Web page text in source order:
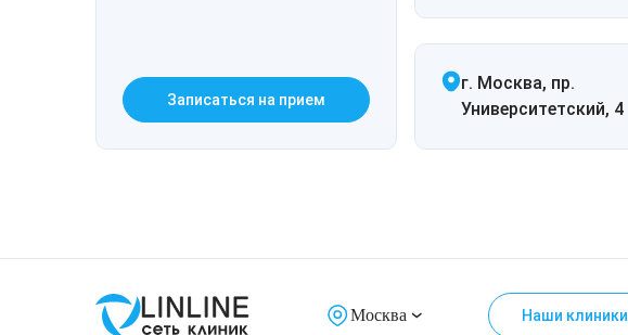
Записаться на прием
г. Москва, пр.
Университетский, 4
Москва Наши клиники